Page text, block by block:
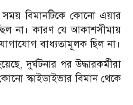
বিমানটিকে কোনো এয়ার
না। কারণ যে আকাশসীমায়
বাধ্যতামূলক ছিল না।
দুর্ঘটনার পর উদ্ধারকর্মীরা
স্কাইডাইভার বিমান থেকে